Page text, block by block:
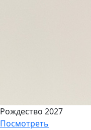
Рождество 2027
Посмотреть